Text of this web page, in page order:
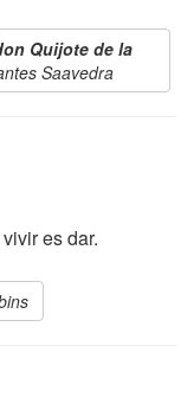
Quijote de la
Saavedra
es dar.